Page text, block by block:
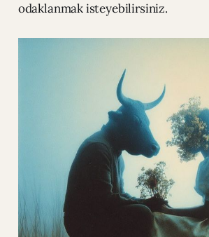
odaklanmak isteyebilirsiniz.